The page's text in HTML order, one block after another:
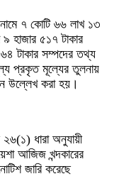
৭ কোটি ৬৬ লাখ ১৩
হাজার ৫১৭ টাকার
টাকার সম্পদের তথ্য
প্রকৃত মূল্যের তুলনায়
উল্লেখ করা হয়।
ধারা অনুযায়ী
আজিজ খন্দকারের
জারি করেছে